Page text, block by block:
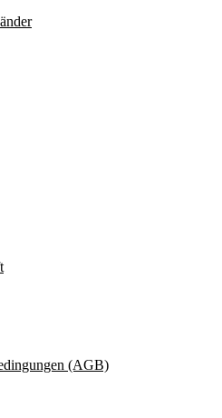
(AGB)